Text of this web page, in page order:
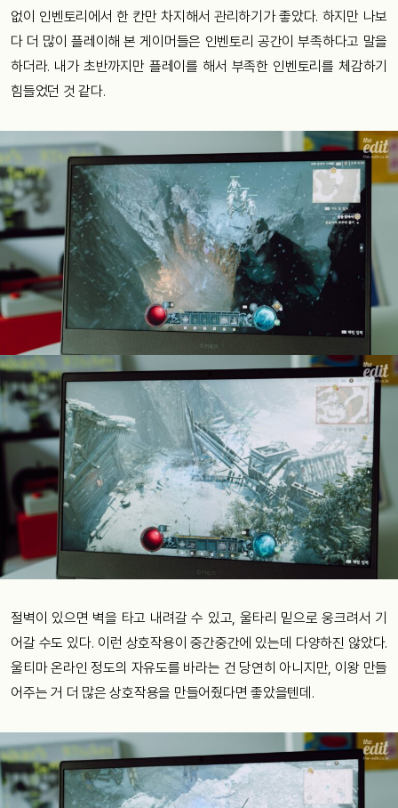
없이 인벤토리에서 한 칸만 차지해서 관리하기가 좋았다. 하지만 나보
다 더 많이 플레이해 본 게이머들은 인벤토리 공간이 부족하다고 말을
하더라. 내가 초반까지만 플레이를 해서 부족한 인벤토리를 체감하기
힘들었던 것 같다.
절벽이 있으면 벽을 타고 내려갈 수 있고, 울타리 밑으로 웅크려서 기
어갈 수도 있다. 이런 상호작용이 중간중간에 있는데 다양하진 않았다.
울티마 온라인 정도의 자유도를 바라는 건 당연히 아니지만, 이왕 만들
어주는 거 더 많은 상호작용을 만들어줬다면 좋았을텐데.